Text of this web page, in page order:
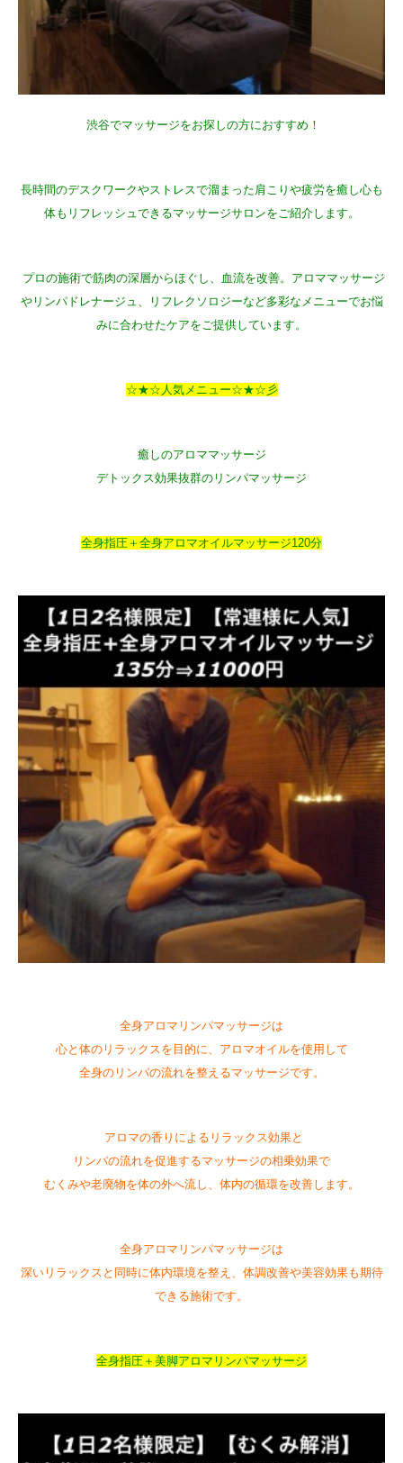
渋谷でマッサージをお探しの方におすすめ！
長時間のデスクワークやストレスで溜まった肩こりや疲労を癒し心も
体もリフレッシュできるマッサージサロンをご紹介します。
プロの施術で筋肉の深層からほぐし、血流を改善。アロママッサージ
やリンパドレナージュ、リフレクソロジーなど多彩なメニューでお悩
みに合わせたケアをご提供しています。
☆★☆人気メニュー☆★☆彡
癒しのアロママッサージ
デトックス効果抜群のリンパマッサージ
全身指圧＋全身アロマオイルマッサージ120分
全身アロマリンパマッサージは
心と体のリラックスを目的に、アロマオイルを使用して
全身のリンパの流れを整えるマッサージです。
アロマの香りによるリラックス効果と
リンパの流れを促進するマッサージの相乗効果で
むくみや老廃物を体の外へ流し、体内の循環を改善します。
全身アロマリンパマッサージは
深いリラックスと同時に体内環境を整え、体調改善や美容効果も期待
できる施術です。
全身指圧＋美脚アロマリンパマッサージ